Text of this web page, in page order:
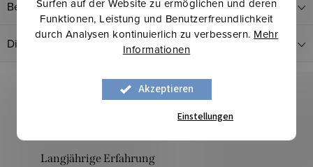
Surfen auf der Website zu ermöglichen und deren
Funktionen, Leistung und Benutzerfreundlichkeit
durch Analysen kontinuierlich zu verbessern. Mehr
Informationen
Akzeptieren
Einstellungen
Bewertung
Diskussion
Langjährige Erfahrung